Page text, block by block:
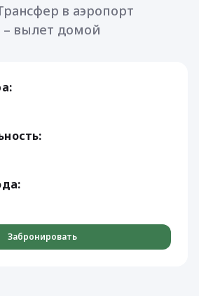
в аэропорт
вылет домой
Забронировать